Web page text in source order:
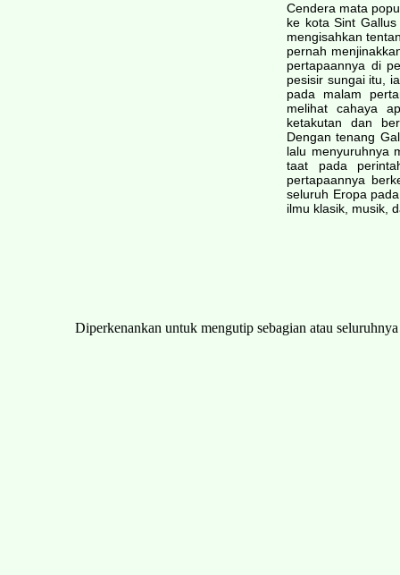
Cendera mata
ke kota Sint
mengisahkan
pernah
pertapaannya di
pesisir sungai itu,
pada malam
melihat cahaya
ketakutan dan
Dengan tenang
lalu menyuruhnya
taat pada
pertapaannya
seluruh Eropa
ilmu klasik, musik,
Diperkenankan untuk mengutip sebagian atau